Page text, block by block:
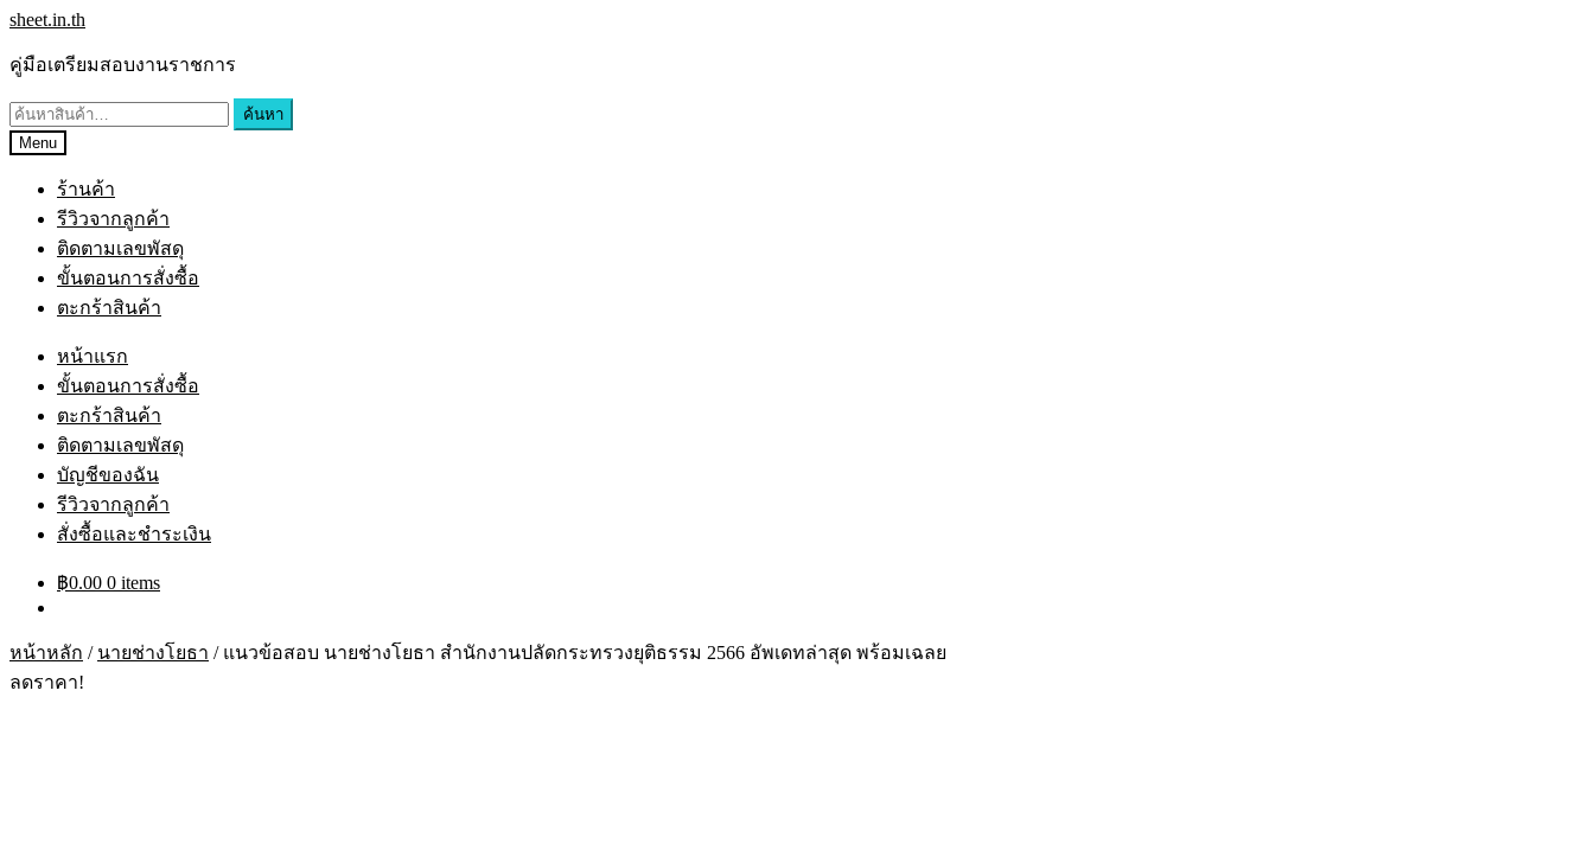
sheet.in.th
คู่มือเตรียมสอบงานราชการ
ค้นหา
Menu
ร้านค้า
รีวิวจากลูกค้า
ติดตามเลขพัสดุ
ขั้นตอนการสั่งซื้อ
ตะกร้าสินค้า
หน้าแรก
ขั้นตอนการสั่งซื้อ
ตะกร้าสินค้า
ติดตามเลขพัสดุ
บัญชีของฉัน
รีวิวจากลูกค้า
สั่งซื้อและชำระเงิน
฿0.00 0 items
หน้าหลัก / นายช่างโยธา / แนวข้อสอบ นายช่างโยธา สำนักงานปลัดกระทรวงยุติธรรม 2566 อัพเดทล่าสุด พร้อมเฉลย
ลดราคา!